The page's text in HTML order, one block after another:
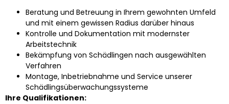
Beratung und Betreuung in Ihrem gewohnten Umfeld
und mit einem gewissen Radius darüber hinaus
Kontrolle und Dokumentation mit modernster
Arbeitstechnik
Bekämpfung von Schädlingen nach ausgewählten
Verfahren
Montage, Inbetriebnahme und Service unserer
Schädlingsüberwachungssysteme
Ihre Qualifikationen: